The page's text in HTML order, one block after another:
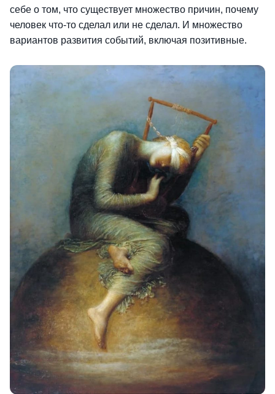
себе о том, что существует множество причин, почему
человек что-то сделал или не сделал. И множество
вариантов развития событий, включая позитивные.